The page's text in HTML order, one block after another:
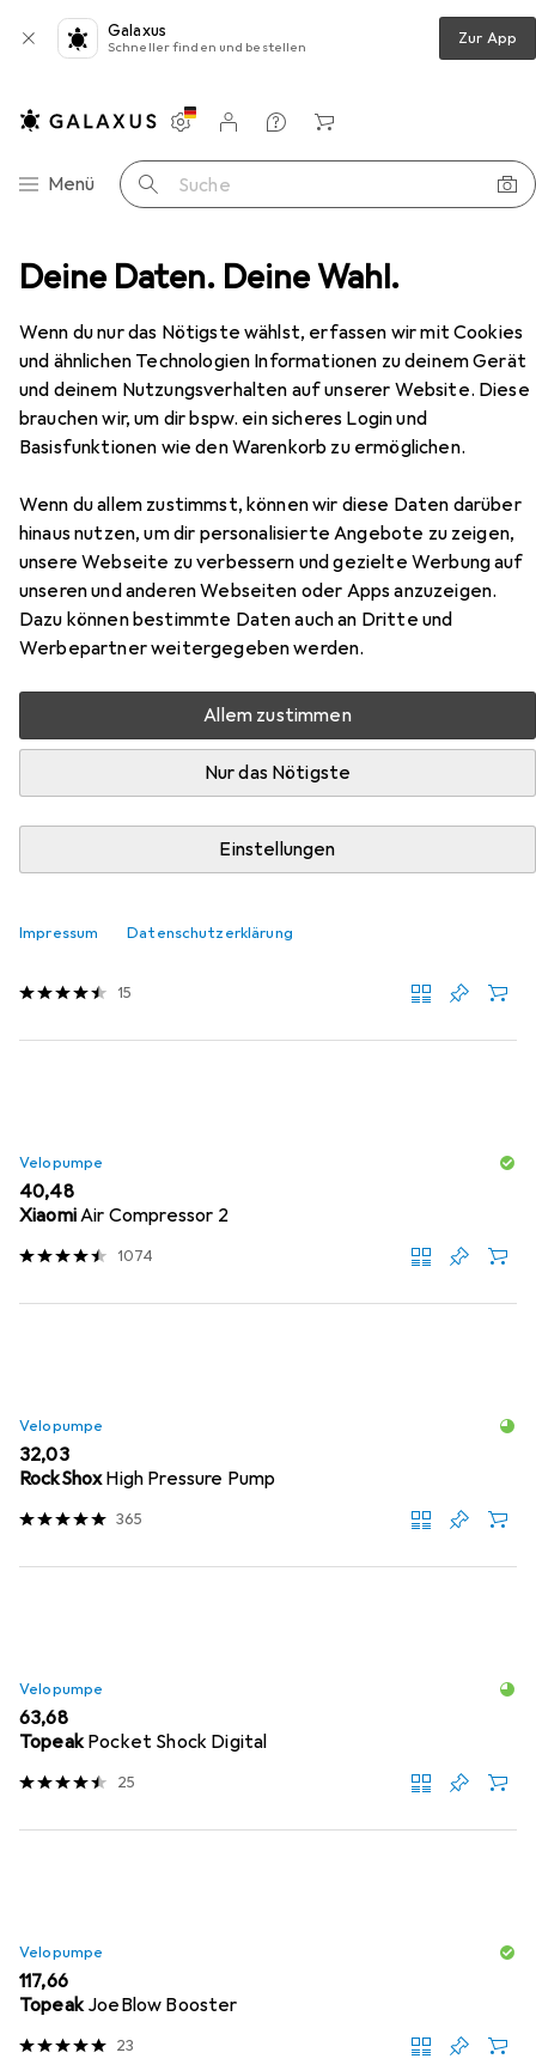
Deine Daten. Deine Wahl.
Wenn du nur das Nötigste wählst, erfassen wir mit Cookies
und ähnlichen Technologien Informationen zu deinem Gerät
und deinem Nutzungsverhalten auf unserer Website. Diese
brauchen wir, um dir bspw. ein sicheres Login und
Basisfunktionen wie den Warenkorb zu ermöglichen.
Wenn du allem zustimmst, können wir diese Daten darüber
hinaus nutzen, um dir personalisierte Angebote zu zeigen,
unsere Webseite zu verbessern und gezielte Werbung auf
unseren und anderen Webseiten oder Apps anzuzeigen.
Dazu können bestimmte Daten auch an Dritte und
Werbepartner weitergegeben werden.
Allem zustimmen
Nur das Nötigste
Einstellungen
Impressum Datenschutzerklärung
Galaxus
Schneller finden und bestellen Zur App
Navigation nach Kategorien
Menü Suche
Einstellungen
Kundenkonto
Vergleichslisten
Merklisten
Warenkorb
+ Veloschläuche Veloschlauch Schwalbe AV 17
EUR
13,63
SchwalbeAV 17
Schrader (AV), 28", 40 mm
Zubehör für Schwalbe AV 17
Schwalbe AV 17 aus der Kategorie Velopumpe.
Relevanz
Produktliste
EUR
42,39
15
Velopumpe
EUR
40,48
XiaomiAir Compressor 2
1074
Velopumpe
EUR
32,03
RockShoxHigh Pressure Pump
365
Velopumpe
EUR
63,68
Topeak Pocket Shock Digital
25
Velopumpe
EUR
117,66
Topeak JoeBlow Booster
23